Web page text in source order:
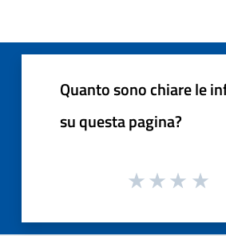
Quanto sono chiare le
su questa pagina?